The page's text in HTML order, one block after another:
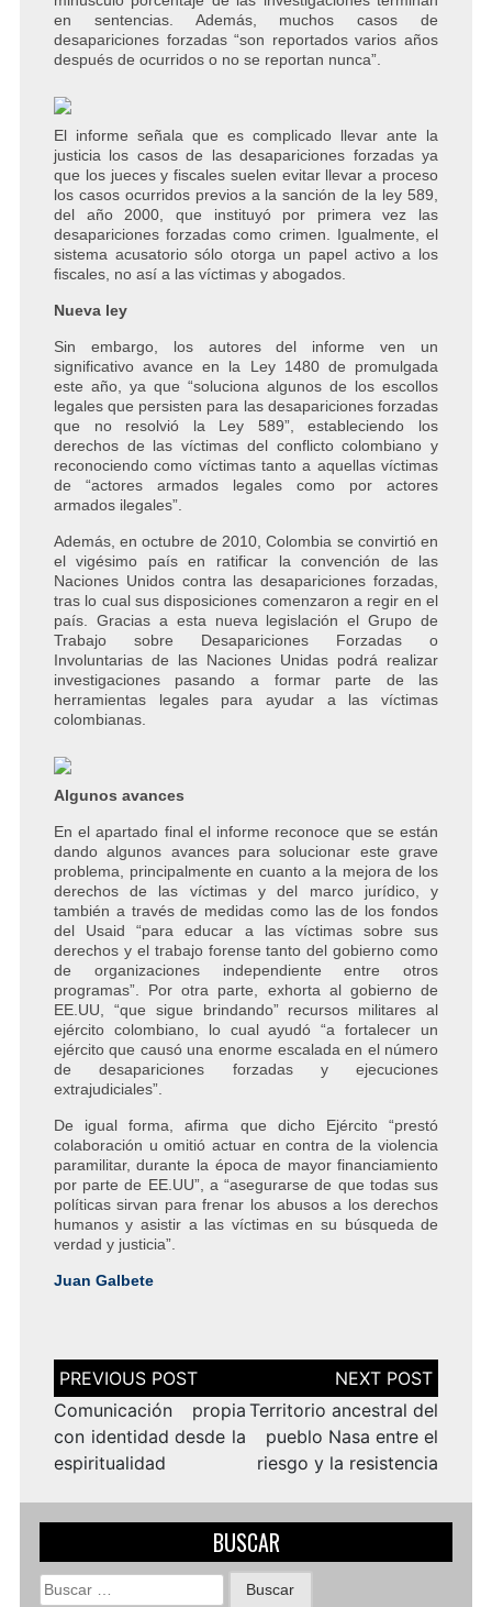
en sentencias. Además, muchos casos de
desapariciones forzadas “son reportados varios años
después de ocurridos o no se reportan nunca”.
El informe señala que es complicado llevar ante la
justicia los casos de las desapariciones forzadas ya
que los jueces y fiscales suelen evitar llevar a proceso
los casos ocurridos previos a la sanción de la ley 589,
del año 2000, que instituyó por primera vez las
desapariciones forzadas como crimen. Igualmente, el
sistema acusatorio sólo otorga un papel activo a los
fiscales, no así a las víctimas y abogados.
Nueva ley
Sin embargo, los autores del informe ven un
significativo avance en la Ley 1480 de promulgada
este año, ya que “soluciona algunos de los escollos
legales que persisten para las desapariciones forzadas
que no resolvió la Ley 589”, estableciendo los
derechos de las víctimas del conflicto colombiano y
reconociendo como víctimas tanto a aquellas víctimas
de “actores armados legales como por actores
armados ilegales”.
Además, en octubre de 2010, Colombia se convirtió en
el vigésimo país en ratificar la convención de las
Naciones Unidos contra las desapariciones forzadas,
tras lo cual sus disposiciones comenzaron a regir en el
país. Gracias a esta nueva legislación el Grupo de
Trabajo sobre Desapariciones Forzadas o
Involuntarias de las Naciones Unidas podrá realizar
investigaciones pasando a formar parte de las
herramientas legales para ayudar a las víctimas
colombianas.
Algunos avances
En el apartado final el informe reconoce que se están
dando algunos avances para solucionar este grave
problema, principalmente en cuanto a la mejora de los
derechos de las víctimas y del marco jurídico, y
también a través de medidas como las de los fondos
del Usaid “para educar a las víctimas sobre sus
derechos y el trabajo forense tanto del gobierno como
de organizaciones independiente entre otros
programas”. Por otra parte, exhorta al gobierno de
EE.UU, “que sigue brindando” recursos militares al
ejército colombiano, lo cual ayudó “a fortalecer un
ejército que causó una enorme escalada en el número
de desapariciones forzadas y ejecuciones
extrajudiciales”.
De igual forma, afirma que dicho Ejército “prestó
colaboración u omitió actuar en contra de la violencia
paramilitar, durante la época de mayor financiamiento
por parte de EE.UU”, a “asegurarse de que todas sus
políticas sirvan para frenar los abusos a los derechos
humanos y asistir a las víctimas en su búsqueda de
verdad y justicia”.
Juan Galbete
Navegación
de
entradas
Comunicación propia
con identidad desde la
espiritualidad
Territorio ancestral del
pueblo Nasa entre el
riesgo y la resistencia
BUSCAR
Buscar: